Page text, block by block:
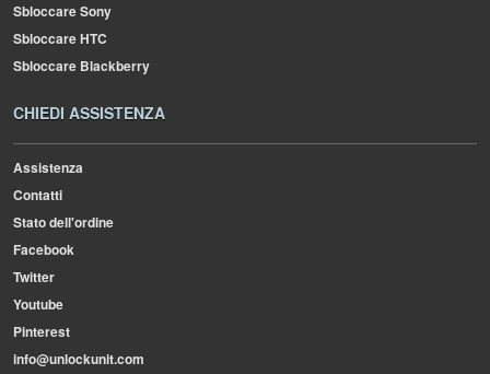
Sbloccare Sony
Sbloccare HTC
Sbloccare Blackberry
CHIEDI ASSISTENZA
Assistenza
Contatti
Stato dell'ordine
Facebook
Twitter
Youtube
Pinterest
info@unlockunit.com